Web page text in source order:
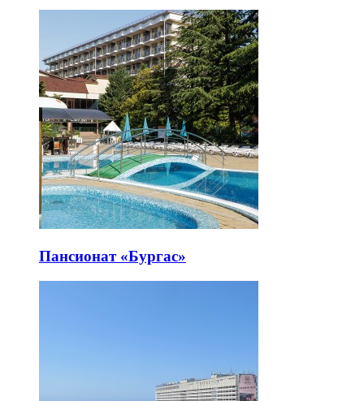
Пансионат «Бургас»